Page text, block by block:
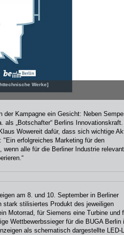
Werke]
der Kampagne ein Gesicht: Neben
als „Botschafter“ Berlins
Wowereit dafür, dass sich wichtige
"Ein erfolgreiches Marketing für den
wenn alle für die Berliner Industrie
am 8. und 10. September in Berliner
stilisiertes Produkt des jeweiligen
Motorrad, für Siemens eine Turbine und
Wettbewerbssieger für die BUGA Berlin
als schematisch dargestellte LED-